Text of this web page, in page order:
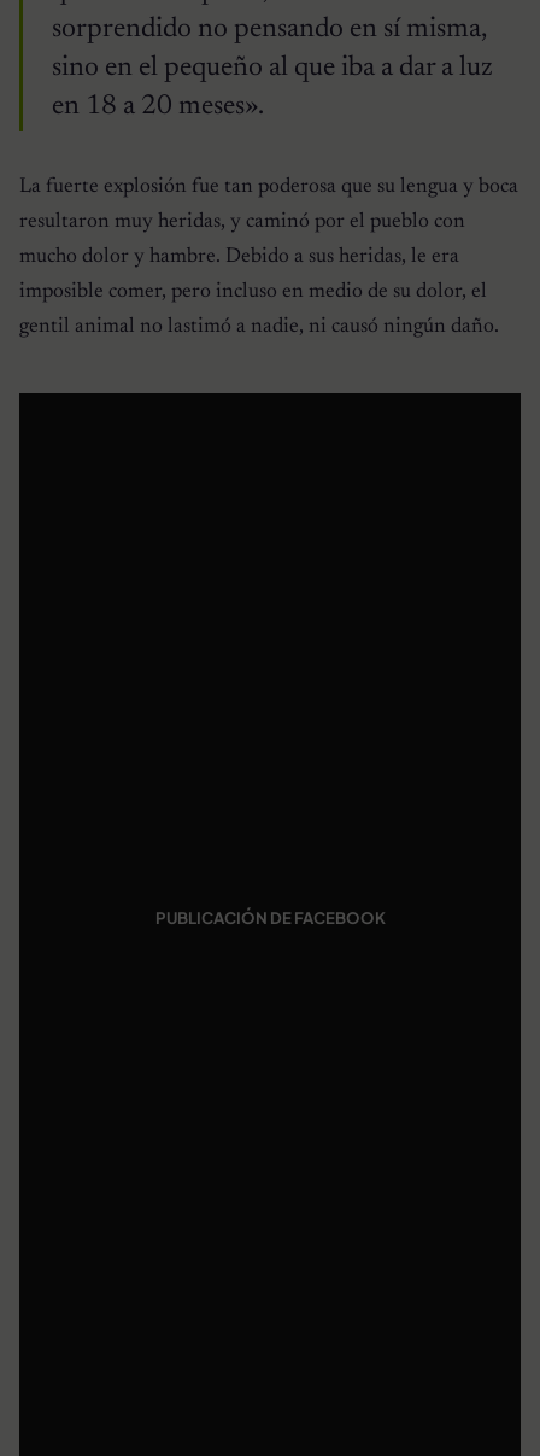
sorprendido no pensando en sí misma,
sino en el pequeño al que iba a dar a luz
en 18 a 20 meses».
La fuerte explosión fue tan poderosa que su lengua y boca
resultaron muy heridas, y caminó por el pueblo con
mucho dolor y hambre. Debido a sus heridas, le era
imposible comer, pero incluso en medio de su dolor, el
gentil animal no lastimó a nadie, ni causó ningún daño.
PUBLICACIÓN DE FACEBOOK